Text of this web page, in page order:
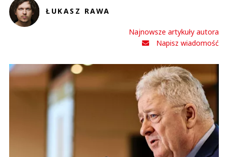
ŁUKASZ RAWA
Najnowsze artykuły autora
Napisz wiadomość